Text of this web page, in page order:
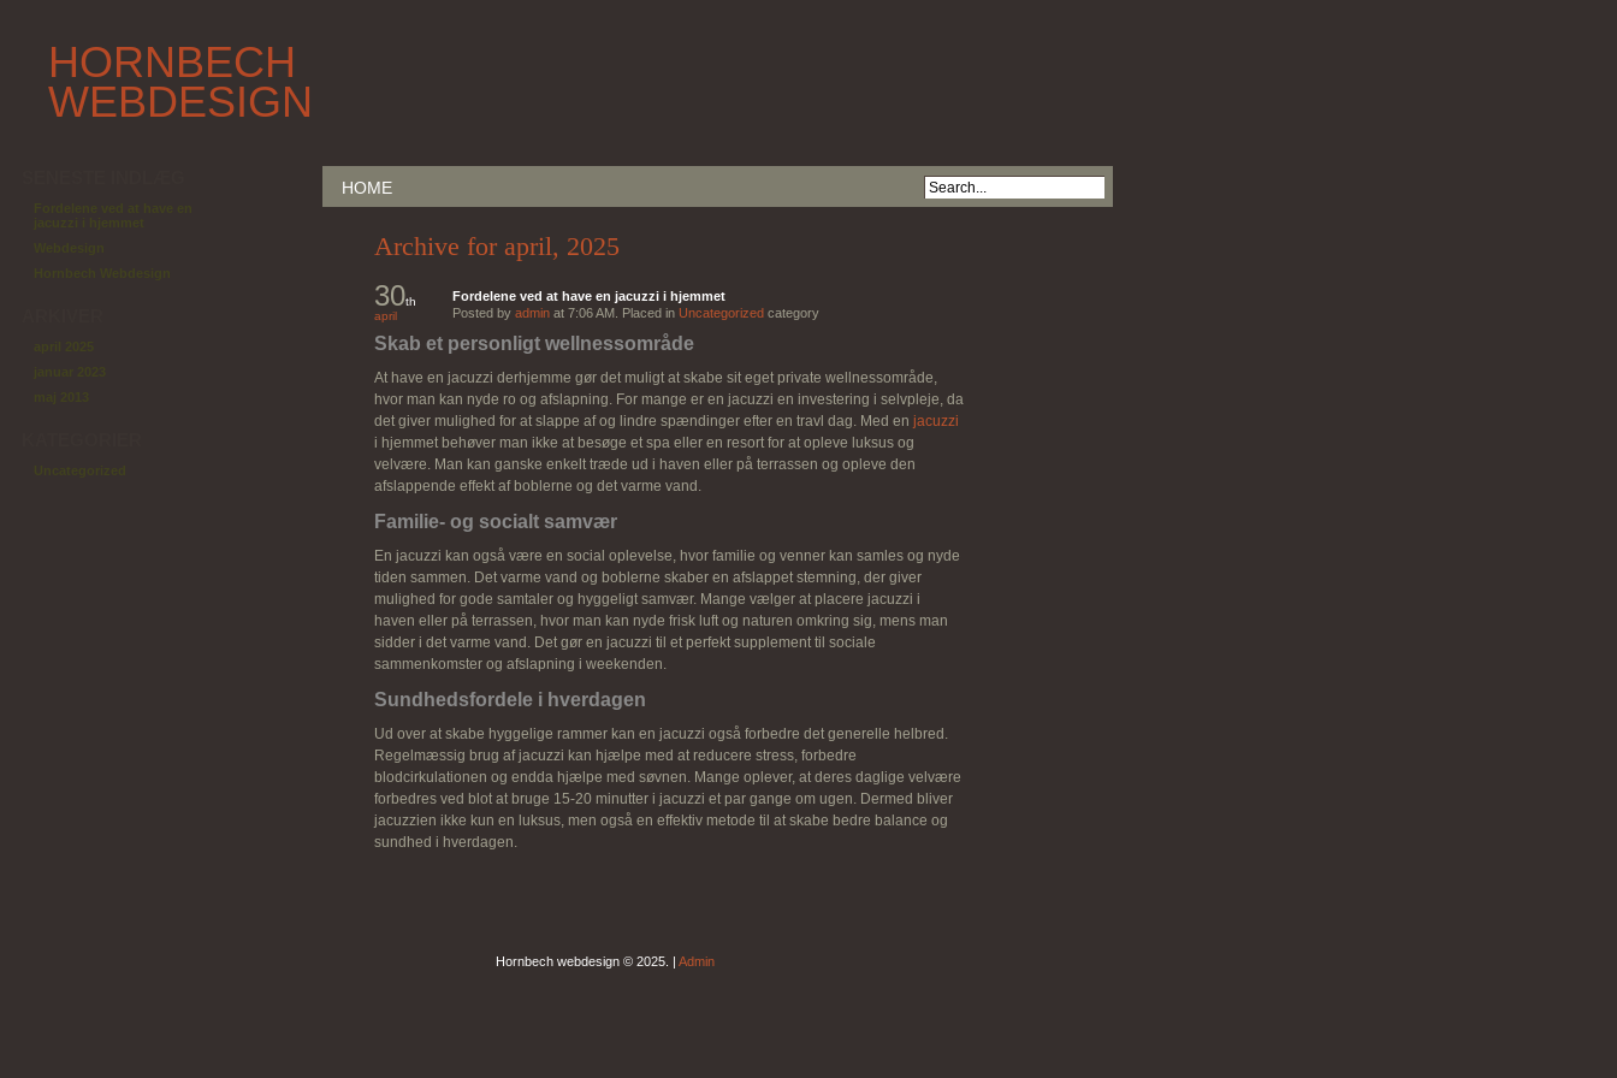
HORNBECH
WEBDESIGN
HOME
Archive for april, 2025
30th
april
Fordelene ved at have en jacuzzi i hjemmet
Posted by admin at 7:06 AM. Placed in Uncategorized category
Skab et personligt wellnessområde
At have en jacuzzi derhjemme gør det muligt at skabe sit eget private wellnessområde,
hvor man kan nyde ro og afslapning. For mange er en jacuzzi en investering i selvpleje, da
det giver mulighed for at slappe af og lindre spændinger efter en travl dag. Med en jacuzzi
i hjemmet behøver man ikke at besøge et spa eller en resort for at opleve luksus og
velvære. Man kan ganske enkelt træde ud i haven eller på terrassen og opleve den
afslappende effekt af boblerne og det varme vand.
Familie- og socialt samvær
En jacuzzi kan også være en social oplevelse, hvor familie og venner kan samles og nyde
tiden sammen. Det varme vand og boblerne skaber en afslappet stemning, der giver
mulighed for gode samtaler og hyggeligt samvær. Mange vælger at placere jacuzzi i
haven eller på terrassen, hvor man kan nyde frisk luft og naturen omkring sig, mens man
sidder i det varme vand. Det gør en jacuzzi til et perfekt supplement til sociale
sammenkomster og afslapning i weekenden.
Sundhedsfordele i hverdagen
Ud over at skabe hyggelige rammer kan en jacuzzi også forbedre det generelle helbred.
Regelmæssig brug af jacuzzi kan hjælpe med at reducere stress, forbedre
blodcirkulationen og endda hjælpe med søvnen. Mange oplever, at deres daglige velvære
forbedres ved blot at bruge 15-20 minutter i jacuzzi et par gange om ugen. Dermed bliver
jacuzzien ikke kun en luksus, men også en effektiv metode til at skabe bedre balance og
sundhed i hverdagen.
Hornbech webdesign © 2025. | Admin